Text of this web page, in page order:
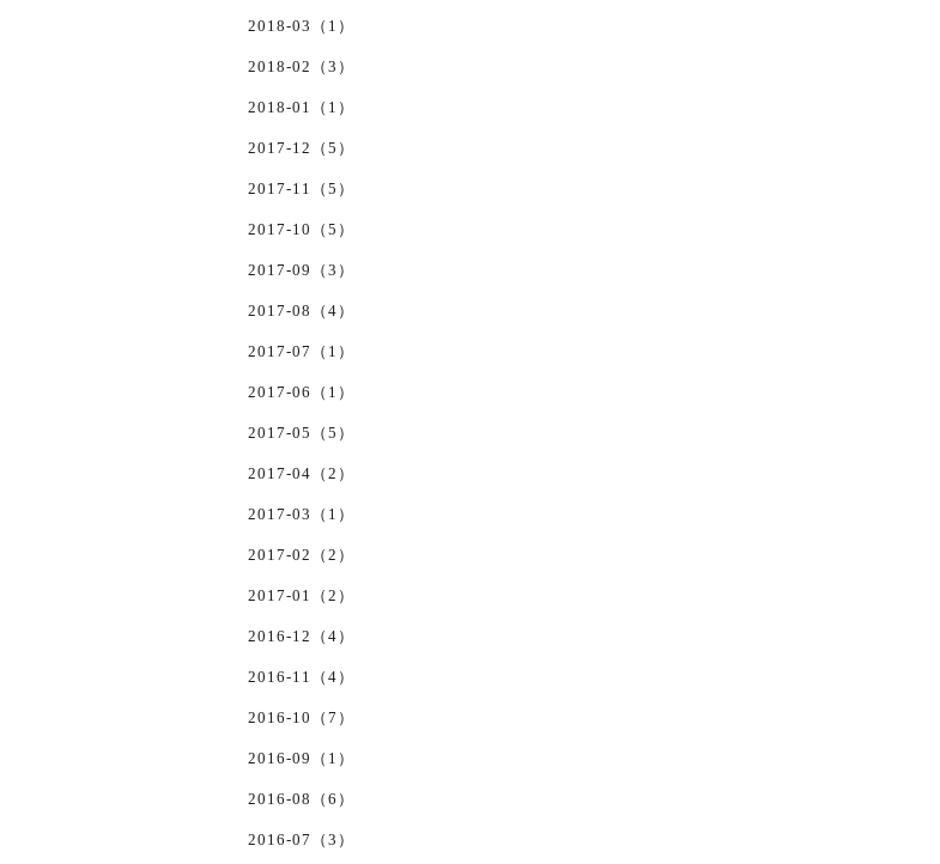
2018-03（1）
2018-02（3）
2018-01（1）
2017-12（5）
2017-11（5）
2017-10（5）
2017-09（3）
2017-08（4）
2017-07（1）
2017-06（1）
2017-05（5）
2017-04（2）
2017-03（1）
2017-02（2）
2017-01（2）
2016-12（4）
2016-11（4）
2016-10（7）
2016-09（1）
2016-08（6）
2016-07（3）